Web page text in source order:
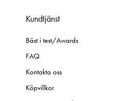
Kundtjänst
Bäst i test/Awards
FAQ
Kontakta oss
Köpvillkor